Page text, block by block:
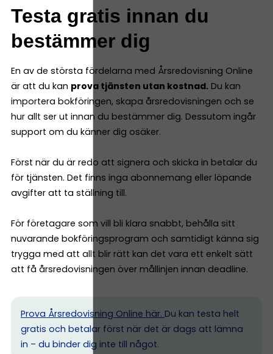
Testa gratis innan du
bestämmer dig
En av de största fördelarna med Årsredovisning Online
är att du kan prova tjänsten utan kostnad. Du kan
importera bokföringen, skapa årsredovisningen och se
hur allt ser ut innan du bestämmer dig. Dessutom ingår
support om du känner dig osäker.
Först när du är redo att signera och skicka in betalar du
för tjänsten. Det finns inga abonnemang eller löpande
avgifter att ta ställning till.
För företagare som vill bli klara snabbt, behålla sitt
nuvarande bokföringsprogram och samtidigt känna sig
trygga med att allt blir rätt kan det vara ett enkelt sätt
att få årsredovisningen över mållinjen innan deadline.
Prova Årsredovisning Online här. Du kan testa helt
gratis och betalar först när det är dags att lämna
in – du binder dig inte till något.